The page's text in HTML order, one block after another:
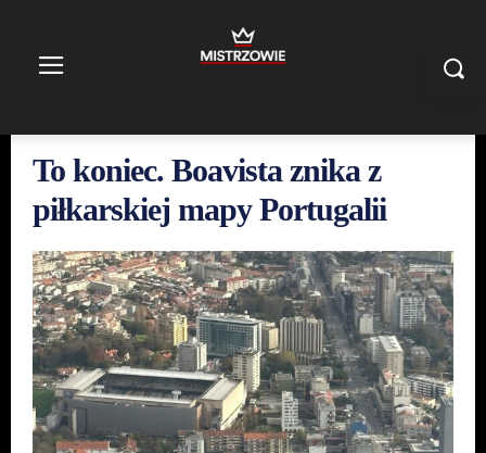
To koniec. Boavista znika z
piłkarskiej mapy Portugalii